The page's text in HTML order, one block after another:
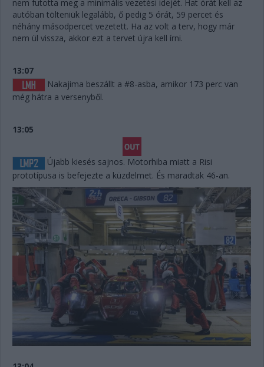
nem futotta meg a minimális vezetési idejét. Hat órát kell az
autóban tölteniük legalább, ő pedig 5 órát, 59 percet és
néhány másodpercet vezetett. Ha az volt a terv, hogy már
nem ül vissza, akkor ezt a tervet újra kell írni.
13:07
Nakajima beszállt a #8-asba, amikor 173 perc van
még hátra a versenyből.
13:05
Újabb kiesés sajnos. Motorhiba miatt a Risi
prototípusa is befejezte a küzdelmet. És maradtak 46-an.